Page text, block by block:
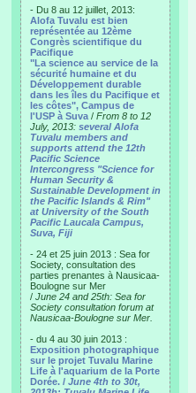
- Du 8 au 12 juillet, 2013:
Alofa Tuvalu est bien
représentée au 12ème
Congrès scientifique du
Pacifique
"La science au service de la
sécurité humaine et du
Développement durable
dans les îles du Pacifique et
les côtes", Campus de
l'USP à Suva / From 8 to 12
July, 2013: several Alofa
Tuvalu members and
supports attend the 12th
Pacific Science
Intercongress "Science for
Human Security &
Sustainable Development in
the Pacific Islands & Rim"
at University of the South
Pacific Laucala Campus,
Suva, Fiji
- 24 et 25 juin 2013 : Sea for
Society, consultation des
parties prenantes à Nausicaa-
Boulogne sur Mer
/ June 24 and 25th: Sea for
Society consultation forum at
Nausicaa-Boulogne sur Mer.
- du 4 au 30 juin 2013 :
Exposition photographique
sur le projet Tuvalu Marine
Life à l'aquarium de la Porte
Dorée. / June 4th to 30t,